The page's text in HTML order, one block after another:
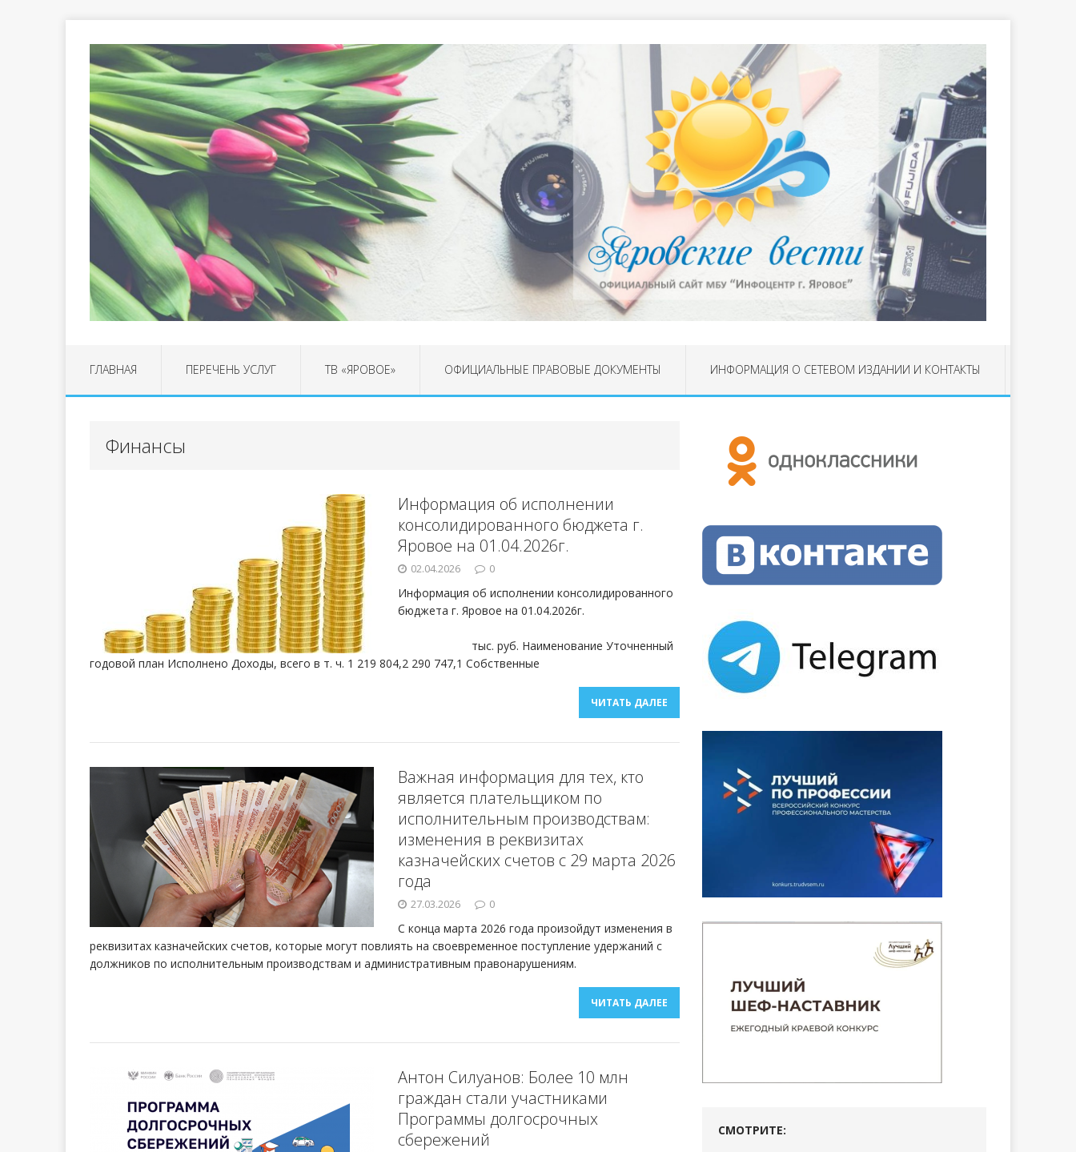
ГЛАВНАЯ ПЕРЕЧЕНЬ УСЛУГ ТВ «ЯРОВОЕ» ОФИЦИАЛЬНЫЕ ПРАВОВЫЕ ДОКУМЕНТЫ ИНФОРМАЦИЯ О СЕТЕВОМ ИЗДАНИИ И КОНТАКТЫ
Финансы
Информация об исполнении
консолидированного бюджета г.
Яровое на 01.04.2026г.
02.04.2026 0
Информация об исполнении консолидированного
бюджета г. Яровое на 01.04.2026г.
тыс. руб. Наименование Уточненный
годовой план Исполнено Доходы, всего в т. ч. 1 219 804,2 290 747,1 Собственные
ЧИТАТЬ ДАЛЕЕ
Важная информация для тех, кто
является плательщиком по
исполнительным производствам:
изменения в реквизитах
казначейских счетов с 29 марта 2026
года
27.03.2026 0
С конца марта 2026 года произойдут изменения в
реквизитах казначейских счетов, которые могут повлиять на своевременное поступление удержаний с
должников по исполнительным производствам и административным правонарушениям.
ЧИТАТЬ ДАЛЕЕ
Антон Силуанов: Более 10 млн
граждан стали участниками
Программы долгосрочных
сбережений
СМОТРИТЕ: